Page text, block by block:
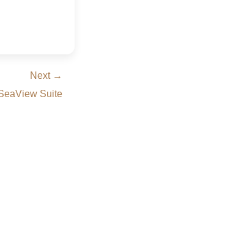
Next →
Suite